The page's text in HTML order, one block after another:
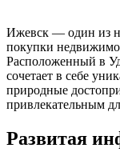
Ижевск — один из
покупки
Расположенный в
сочетает в себе
природные
привлекательным
Развитая